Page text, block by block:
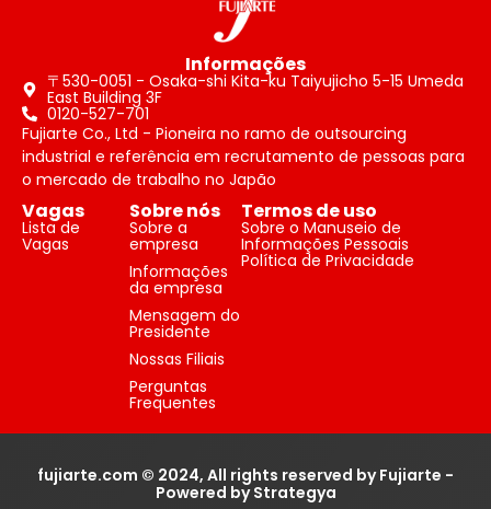
Informações
〒530-0051 - Osaka-shi Kita-ku Taiyujicho 5-15 Umeda
East Building 3F
0120-527-701
Fujiarte Co., Ltd - Pioneira no ramo de outsourcing
industrial e referência em recrutamento de pessoas para
o mercado de trabalho no Japão
Vagas
Lista de
Vagas
Sobre nós
Sobre a
empresa
Informações
da empresa
Mensagem do
Presidente
Nossas Filiais
Perguntas
Frequentes
Termos de uso
Sobre o Manuseio de
Informações Pessoais
Política de Privacidade
fujiarte.com © 2024, All rights reserved by Fujiarte -
Powered by Strategya